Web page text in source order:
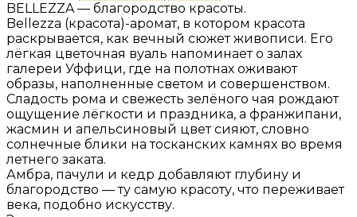
BELLEZZA — благородство красоты.
Bellezza (красота)-аромат, в котором красота
раскрывается, как вечный сюжет живописи. Его
лёгкая цветочная вуаль напоминает о залах
галереи Уффици, где на полотнах оживают
образы, наполненные светом и совершенством.
Сладость рома и свежесть зелёного чая рождают
ощущение лёгкости и праздника, а франжипани,
жасмин и апельсиновый цвет сияют, словно
солнечные блики на тосканских камнях во время
летнего заката.
Амбра, пачули и кедр добавляют глубину и
благородство — ту самую красоту, что переживает
века, подобно искусству.